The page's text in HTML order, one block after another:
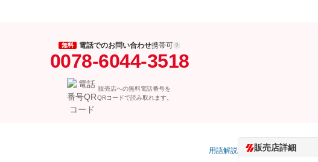
無料 電話でのお問い合わせ携帯可
0078-6044-3518
販売店への無料電話番号を
QRコードで読み取れます。
用語解説 販売店詳細